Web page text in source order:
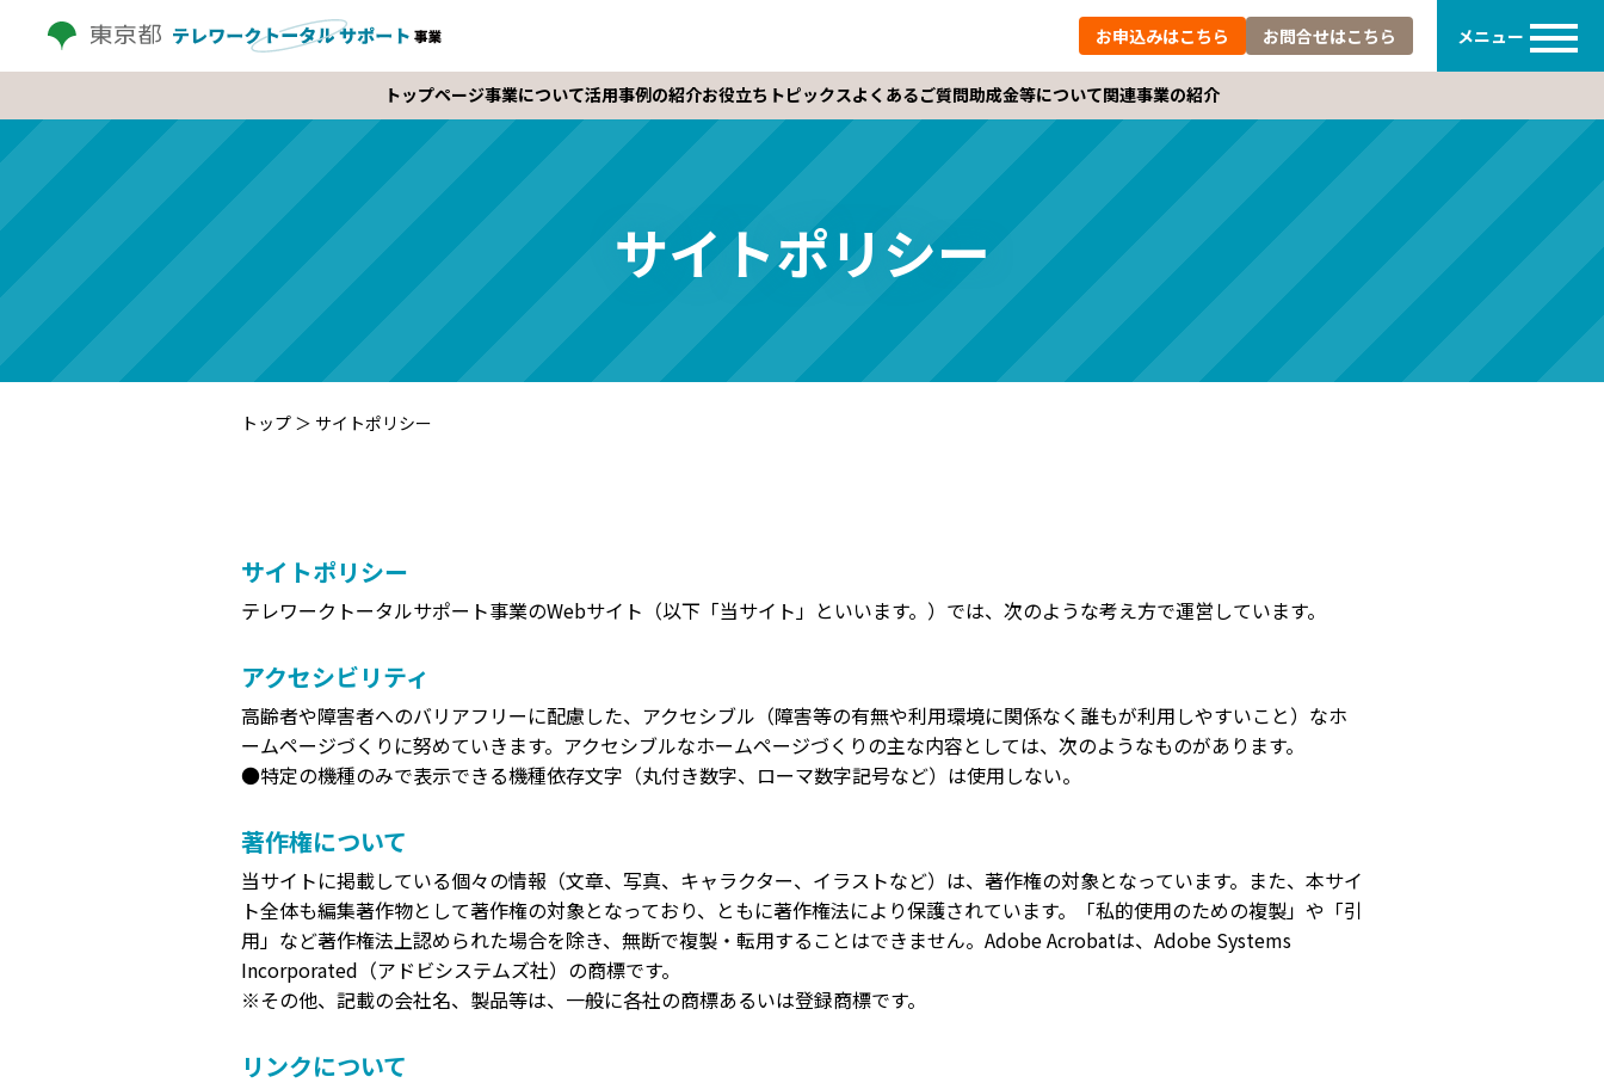
お申込みはこちら お問合せはこちら メニュー
トップページ事業について活用事例の紹介お役立ちトピックスよくあるご質問助成金等について関連事業の紹介
サイトポリシー
トップ ＞ サイトポリシー
サイトポリシー
テレワークトータルサポート事業のWebサイト（以下「当サイト」といいます。）では、次のような考え方で運営しています。
アクセシビリティ
高齢者や障害者へのバリアフリーに配慮した、アクセシブル（障害等の有無や利用環境に関係なく誰もが利用しやすいこと）なホ
ームページづくりに努めていきます。アクセシブルなホームページづくりの主な内容としては、次のようなものがあります。
●特定の機種のみで表示できる機種依存文字（丸付き数字、ローマ数字記号など）は使用しない。
著作権について
当サイトに掲載している個々の情報（文章、写真、キャラクター、イラストなど）は、著作権の対象となっています。また、本サイ
ト全体も編集著作物として著作権の対象となっており、ともに著作権法により保護されています。「私的使用のための複製」や「引
用」など著作権法上認められた場合を除き、無断で複製・転用することはできません。Adobe Acrobatは、Adobe Systems
Incorporated（アドビシステムズ社）の商標です。
※その他、記載の会社名、製品等は、一般に各社の商標あるいは登録商標です。
リンクについて